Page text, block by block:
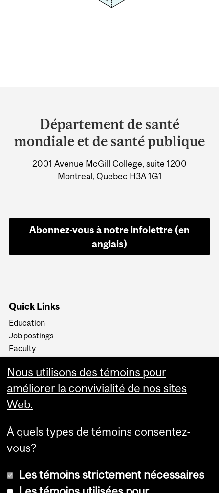
University
Information
Département de santé
mondiale et de santé publique
2001 Avenue McGill College, suite 1200
Montreal, Quebec H3A 1G1
Abonnez-vous à notre infolettre (en
anglais)
Quick Links
Education
Job postings
Faculty
Contact Us
Nous utilisons des témoins pour
améliorer la convivialité de nos sites
Web.
À quels types de témoins consentez-
vous?
Les témoins strictement nécessaires